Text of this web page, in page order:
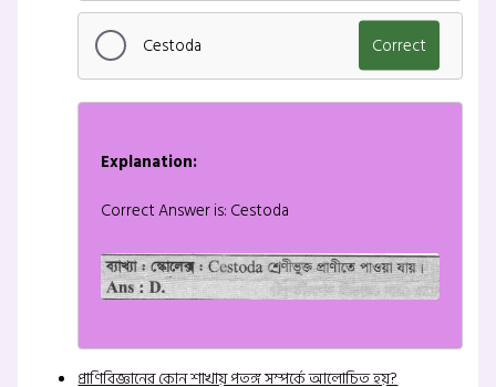
Cestoda Correct
Explanation:
Correct Answer is: Cestoda
প্রাণিবিজ্ঞানের কোন শাখায় পতঙ্গ সম্পর্কে আলোচিত হয়?